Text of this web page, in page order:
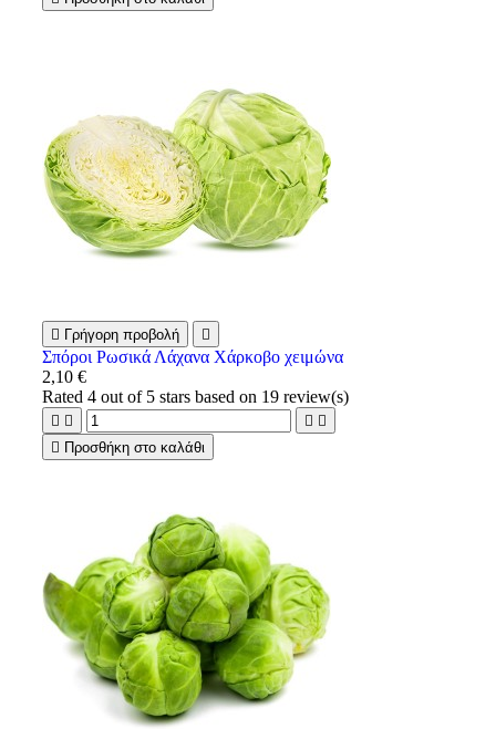
 Γρήγορη προβολή 
Σπόροι Ρωσικά Λάχανα Χάρκοβο χειμώνα
2,10 €
Rated4 out of 5 stars based on 19 review(s)
   
 Προσθήκη στο καλάθι